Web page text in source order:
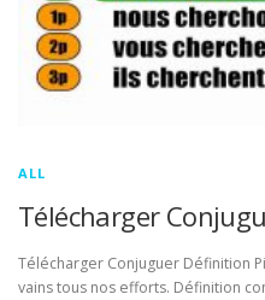
ALL
Télécharger
Télécharger Conjuguer Définition
vains tous nos efforts. Définition